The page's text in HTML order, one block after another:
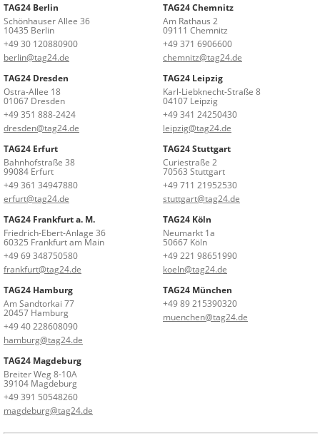
TAG24 Berlin
Schönhauser Allee 36
10435 Berlin
+49 30 120880900
berlin@tag24.de
TAG24 Chemnitz
Am Rathaus 2
09111 Chemnitz
+49 371 6906600
chemnitz@tag24.de
TAG24 Dresden
Ostra-Allee 18
01067 Dresden
+49 351 888-2424
dresden@tag24.de
TAG24 Leipzig
Karl-Liebknecht-Straße 8
04107 Leipzig
+49 341 24250430
leipzig@tag24.de
TAG24 Erfurt
Bahnhofstraße 38
99084 Erfurt
+49 361 34947880
erfurt@tag24.de
TAG24 Stuttgart
Curiestraße 2
70563 Stuttgart
+49 711 21952530
stuttgart@tag24.de
TAG24 Frankfurt a. M.
Friedrich-Ebert-Anlage 36
60325 Frankfurt am Main
+49 69 348750580
frankfurt@tag24.de
TAG24 Köln
Neumarkt 1a
50667 Köln
+49 221 98651990
koeln@tag24.de
TAG24 Hamburg
Am Sandtorkai 77
20457 Hamburg
+49 40 228608090
hamburg@tag24.de
TAG24 München
+49 89 215390320
muenchen@tag24.de
TAG24 Magdeburg
Breiter Weg 8-10A
39104 Magdeburg
+49 391 50548260
magdeburg@tag24.de